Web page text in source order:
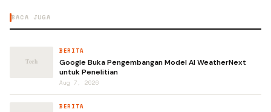
BACA JUGA
BERITA
Google Buka Pengembangan Model AI WeatherNext
untuk Penelitian
Aug 7, 2026
BERITA